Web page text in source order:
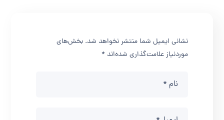
نشانی ایمیل شما منتشر نخواهد شد. بخش‌های
موردنیاز علامت‌گذاری شده‌اند*